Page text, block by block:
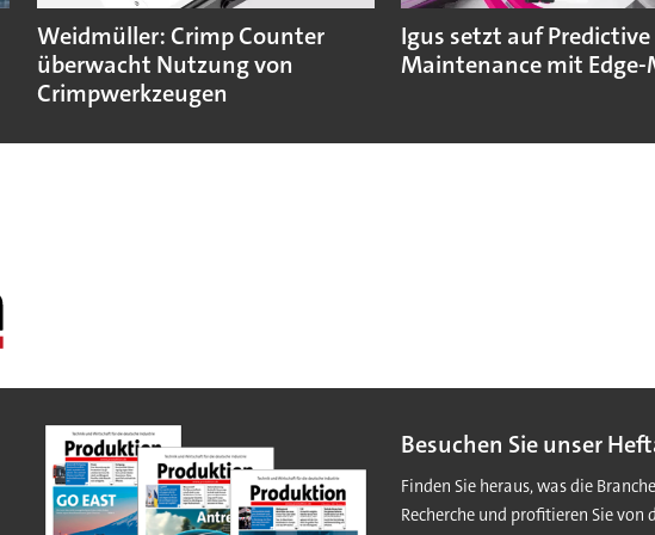
Weidmüller: Crimp Counter
überwacht Nutzung von
Crimpwerkzeugen
Igus setzt auf Predictive
Maintenance mit Edge-
Besuchen Sie unser
Finden Sie heraus, was die
Recherche und profitieren Sie